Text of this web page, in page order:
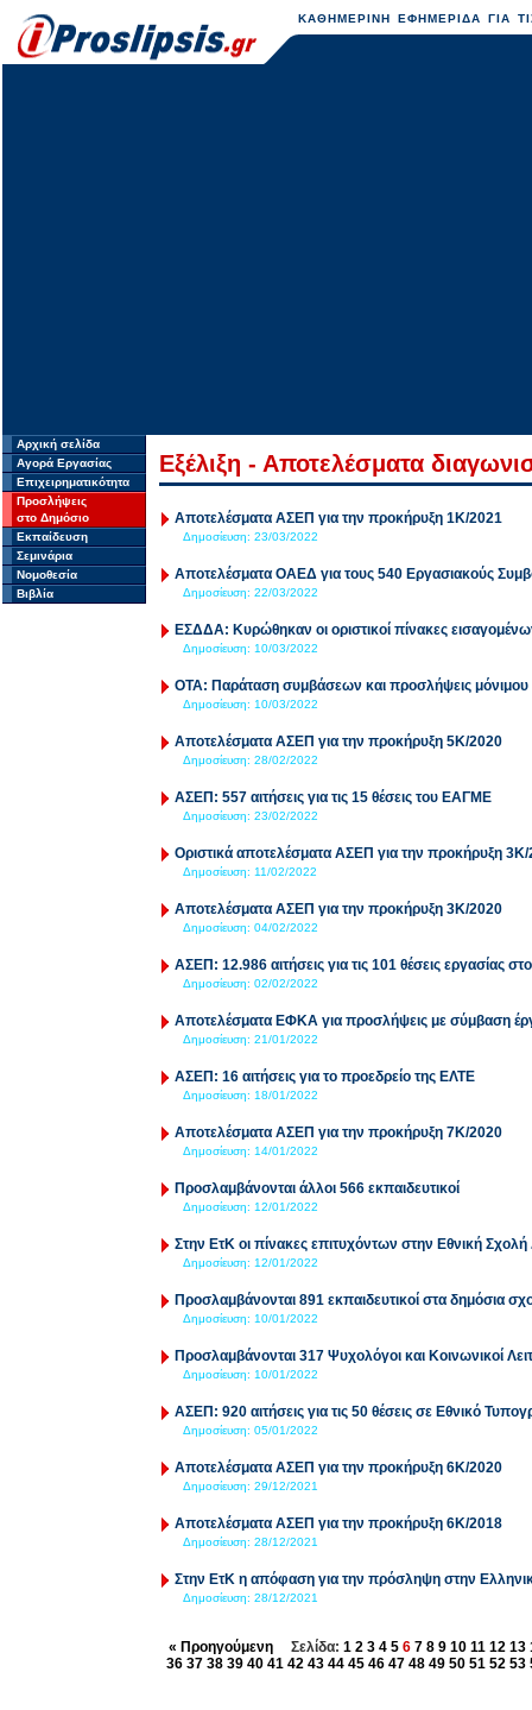
ΚΑΘΗΜΕΡΙΝΗ ΕΦΗΜΕΡΙΔΑ ΓΙΑ
Αρχική σελίδα
Αγορά Εργασίας
Επιχειρηματικότητα
Προσλήψεις
στο Δημόσιο
Εκπαίδευση
Σεμινάρια
Νομοθεσία
Βιβλία
Εξέλιξη - Αποτελέσματα
Αποτελέσματα ΑΣΕΠ για την προκήρυξη 1Κ/2021
Δημοσίευση: 23/03/2022
Αποτελέσματα ΟΑΕΔ για τους 540 Εργασιακούς
Δημοσίευση: 22/03/2022
ΕΣΔΔΑ: Κυρώθηκαν οι οριστικοί πίνακες
Δημοσίευση: 10/03/2022
ΟΤΑ: Παράταση συμβάσεων και προσλήψεις
Δημοσίευση: 10/03/2022
Αποτελέσματα ΑΣΕΠ για την προκήρυξη 5Κ/2020
Δημοσίευση: 28/02/2022
ΑΣΕΠ: 557 αιτήσεις για τις 15 θέσεις του ΕΑΓΜΕ
Δημοσίευση: 23/02/2022
Οριστικά αποτελέσματα ΑΣΕΠ για την προκήρυξη
Δημοσίευση: 11/02/2022
Αποτελέσματα ΑΣΕΠ για την προκήρυξη 3Κ/2020
Δημοσίευση: 04/02/2022
ΑΣΕΠ: 12.986 αιτήσεις για τις 101 θέσεις εργασίας
Δημοσίευση: 02/02/2022
Αποτελέσματα ΕΦΚΑ για προσλήψεις με σύμβαση
Δημοσίευση: 21/01/2022
ΑΣΕΠ: 16 αιτήσεις για το προεδρείο της ΕΛΤΕ
Δημοσίευση: 18/01/2022
Αποτελέσματα ΑΣΕΠ για την προκήρυξη 7Κ/2020
Δημοσίευση: 14/01/2022
Προσλαμβάνονται άλλοι 566 εκπαιδευτικοί
Δημοσίευση: 12/01/2022
Στην ΕτΚ οι πίνακες επιτυχόντων στην Εθνική
Δημοσίευση: 12/01/2022
Προσλαμβάνονται 891 εκπαιδευτικοί στα δημόσια
Δημοσίευση: 10/01/2022
Προσλαμβάνονται 317 Ψυχολόγοι και Κοινωνικοί
Δημοσίευση: 10/01/2022
ΑΣΕΠ: 920 αιτήσεις για τις 50 θέσεις σε Εθνικό
Δημοσίευση: 05/01/2022
Αποτελέσματα ΑΣΕΠ για την προκήρυξη 6Κ/2020
Δημοσίευση: 29/12/2021
Αποτελέσματα ΑΣΕΠ για την προκήρυξη 6Κ/2018
Δημοσίευση: 28/12/2021
Στην ΕτΚ η απόφαση για την πρόσληψη στην
Δημοσίευση: 28/12/2021
« ΠροηγούμενηΣελίδα: 1 2 3 4 5 6 7 8 9 10 11 12 13
36 37 38 39 40 41 42 43 44 45 46 47 48 49 50 51 52 53